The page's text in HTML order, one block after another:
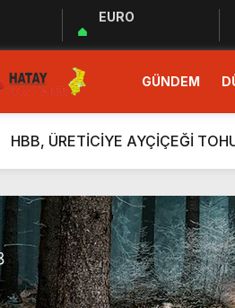
EURO
GÜNDEM
MUHTARLAR AKADEMİSİ
“Özgür ve ilkeli basın
Uluslararası Gazeteciler
HBB, ÜRETİCİYE AYÇİÇEĞİ
Güç Birliği” İlan Edildi!
Üretim, İstihdam ve Yatırım
ARSUZ İLÇE SAĞLIK
Taziye Evi Projesi Tamamen
“Lezzetin ve Kültürün Lideri: